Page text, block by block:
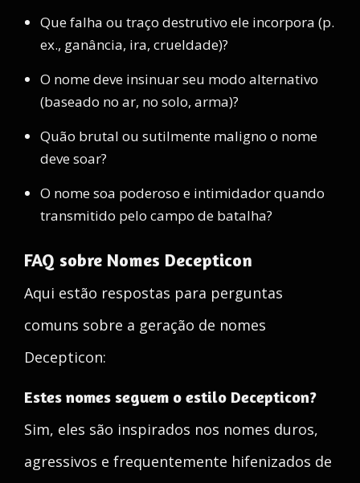
Que falha ou traço destrutivo ele incorpora (p.
ex., ganância, ira, crueldade)?
O nome deve insinuar seu modo alternativo
(baseado no ar, no solo, arma)?
Quão brutal ou sutilmente maligno o nome
deve soar?
O nome soa poderoso e intimidador quando
transmitido pelo campo de batalha?
FAQ sobre Nomes Decepticon
Aqui estão respostas para perguntas
comuns sobre a geração de nomes
Decepticon:
Estes nomes seguem o estilo Decepticon?
Sim, eles são inspirados nos nomes duros,
agressivos e frequentemente hifenizados de